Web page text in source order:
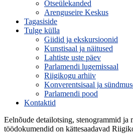
Otseülekanded
Arenguseire Keskus
Tagasiside
Tulge külla
Giidid ja ekskursioonid
Kunstisaal ja näitused
Lahtiste uste päev
Parlamendi lugemissaal
Riigikogu arhiiv
Konverentsisaal ja
Parlamendi pood
Kontaktid
Eelnõude detailotsing, stenogrammid ja
töödokumendid on kättesaadavad